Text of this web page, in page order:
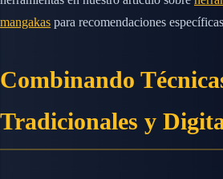
mangakas para recomendaciones
Combinando
Tradicionales y